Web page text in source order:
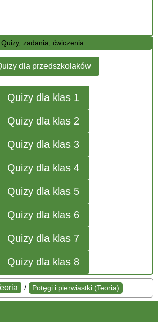
Quizy, zadania, ćwiczenia:
dla przedszkolaków
Quizy dla klas 1
Quizy dla klas 2
Quizy dla klas 3
Quizy dla klas 4
Quizy dla klas 5
Quizy dla klas 6
Quizy dla klas 7
Quizy dla klas 8
/ Potęgi i pierwiastki (Teoria)